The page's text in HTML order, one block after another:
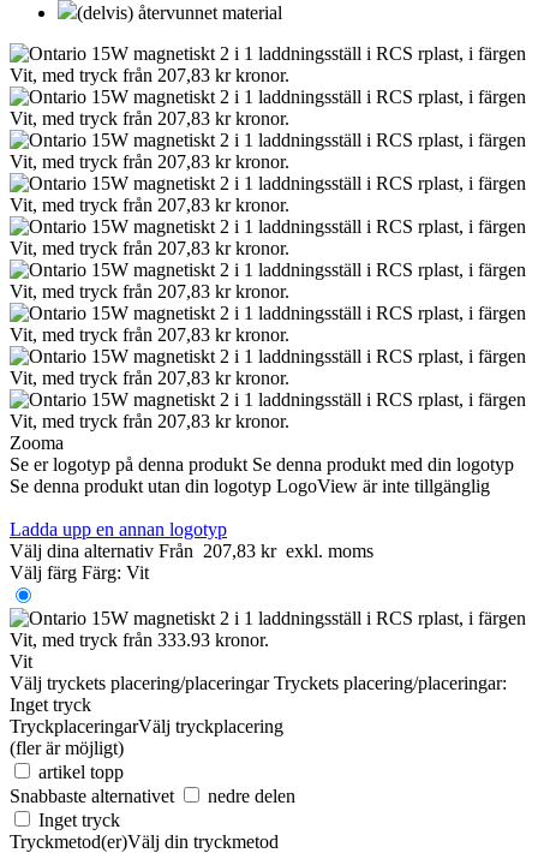
(delvis) återvunnet material
Zooma
Se er logotyp på denna produkt Se denna produkt med din logotyp
Se denna produkt utan din logotyp LogoView är inte tillgänglig
Ladda upp en annan logotyp
Välj dina alternativ Från 207,83 kr exkl. moms
Välj färg Färg: Vit
Vit
Välj tryckets placering/placeringar Tryckets placering/placeringar:
Inget tryck
TryckplaceringarVälj tryckplacering
(fler är möjligt)
artikel topp
Snabbaste alternativet
nedre delen
Inget tryck
Tryckmetod(er)Välj din tryckmetod